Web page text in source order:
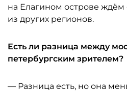
на Елагином острове
из других регионов.
Есть ли разница между
петербургским зрителем?
— Разница есть, но она